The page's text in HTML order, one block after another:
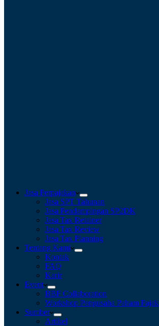
Jasa Perpajakan
Jasa SPT Tahunan
Jasa Pendampingan SP2DK
Jasa Tax Retainer
Jasa Tax Review
Jasa Tax Planning
Tentang Kami
Kontak
FAQ
Karir
Event
BBF Collaboration
Workshop Pengusaha Paham Pajak
Sumber
Artikel